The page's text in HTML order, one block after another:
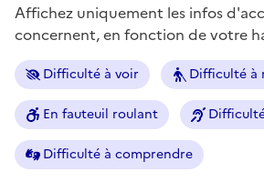
Affichez uniquement les infos
concernent, en fonction de votre
Difficulté à voir Difficulté à
En fauteuil roulant
Difficulté à comprendre